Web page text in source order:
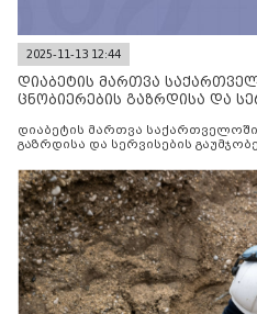
2025-11-13 12:44
დიაბეტის მართვა
ცნობიერების გაზრდისა და
დიაბეტის მართვა
გაზრდისა და სერვისების